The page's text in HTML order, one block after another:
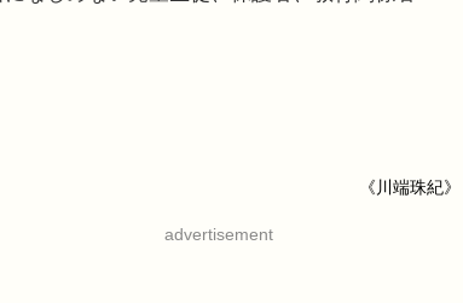
《川端珠紀》
advertisement